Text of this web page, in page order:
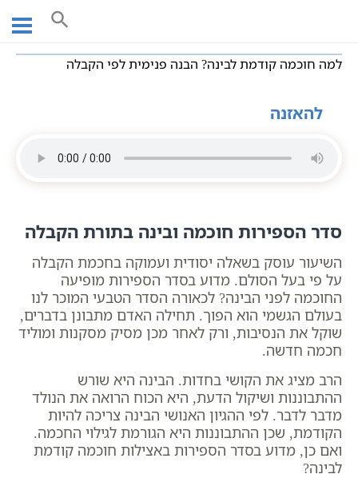
חסידות כללי
למה חוכמה קודמת לבינה? הבנה פנימית לפי הקבלה
להאזנה
סדר הספירות חוכמה ובינה בתורת הקבלה
השיעור עוסק בשאלה יסודית ועמוקה בחכמת הקבלה
על פי בעל הסולם. מדוע בסדר הספירות מופיעה
החוכמה לפני הבינה? לכאורה הסדר הטבעי המוכר לנו
בעולם הגשמי הוא הפוך. תחילה האדם מתבונן בדברים,
שוקל את הנסיבות, ורק לאחר מכן מסיק מסקנות ומוליד
חכמה חדשה.
הרב מציג את הקושי בחדות. הבינה היא שורש
ההתבוננות ושיקול הדעת, היא הכוח הרואה את הנולד
מדבר לדבר. לפי ההגיון האנושי הבינה צריכה להיות
הקודמת, שכן ההתבוננות היא הגורמת לגילוי החכמה.
ואם כן, מדוע בסדר הספירות באצילות חוכמה קודמת
לבינה?